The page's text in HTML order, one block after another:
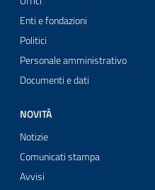
Enti e fondazioni
Politici
Personale amministrativo
Documenti e dati
NOVITÀ
Notizie
Comunicati stampa
Avvisi